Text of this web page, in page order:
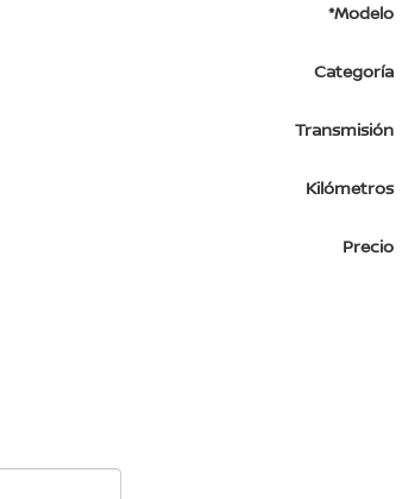
*Modelo
Categoría
Transmisión
Kilómetros
Precio